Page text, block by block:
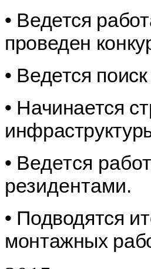
• Ведется
проведен
• Ведется
• Начинается
• Ведется
резидентами.
• Подводятся
монтажных